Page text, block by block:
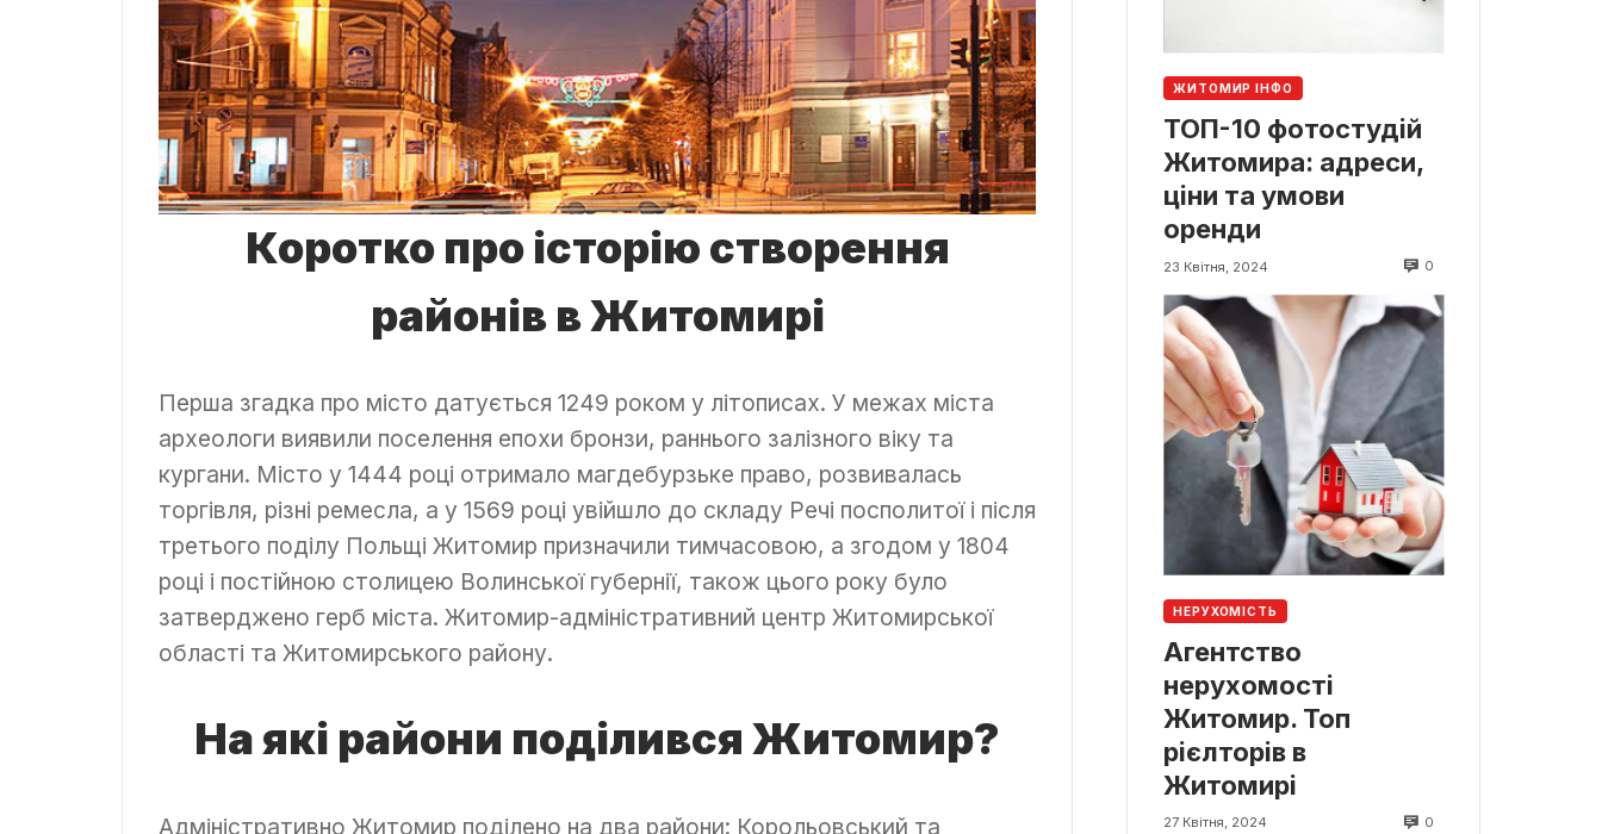
Коротко про історію створення
районів в Житомирі
Перша згадка про місто датується 1249 роком у літописах. У межах міста
археологи виявили поселення епохи бронзи, раннього залізного віку та
кургани. Місто у 1444 році отримало магдебурзьке право, розвивалась
торгівля, різні ремесла, а у 1569 році увійшло до складу Речі посполитої і після
третього поділу Польщі Житомир призначили тимчасовою, а згодом у 1804
році і постійною столицею Волинської губернії, також цього року було
затверджено герб міста. Житомир-адміністративний центр Житомирської
області та Житомирського району.
На які райони поділився Житомир?
Адміністративно Житомир поділено на два райони: Корольовський та
ЖИТОМИР ІНФО
ТОП-10 фотостудій
Житомира: адреси,
ціни та умови
оренди
23 Квітня, 2024 0
НЕРУХОМІСТЬ
Агентство
нерухомості
Житомир. Топ
рієлторів в
Житомирі
27 Квітня, 2024 0